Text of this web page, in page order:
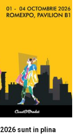
sunt in plina